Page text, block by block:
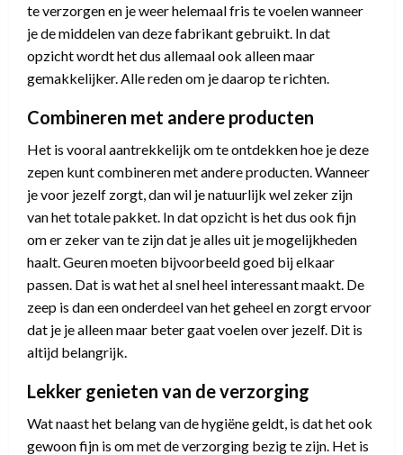
te verzorgen en je weer helemaal fris te voelen wanneer
je de middelen van deze fabrikant gebruikt. In dat
opzicht wordt het dus allemaal ook alleen maar
gemakkelijker. Alle reden om je daarop te richten.
Combineren met andere producten
Het is vooral aantrekkelijk om te ontdekken hoe je deze
zepen kunt combineren met andere producten. Wanneer
je voor jezelf zorgt, dan wil je natuurlijk wel zeker zijn
van het totale pakket. In dat opzicht is het dus ook fijn
om er zeker van te zijn dat je alles uit je mogelijkheden
haalt. Geuren moeten bijvoorbeeld goed bij elkaar
passen. Dat is wat het al snel heel interessant maakt. De
zeep is dan een onderdeel van het geheel en zorgt ervoor
dat je je alleen maar beter gaat voelen over jezelf. Dit is
altijd belangrijk.
Lekker genieten van de verzorging
Wat naast het belang van de hygiëne geldt, is dat het ook
gewoon fijn is om met de verzorging bezig te zijn. Het is